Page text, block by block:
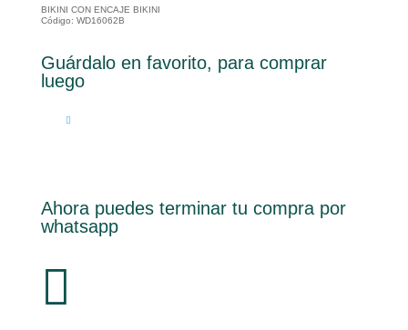
BIKINI CON ENCAJE BIKINI
Código: WD16062B
Guárdalo en favorito, para comprar
luego
Ahora puedes terminar tu compra por
whatsapp
